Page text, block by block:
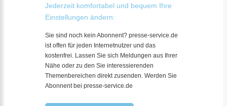
Jederzeit komfortabel und bequem Ihre
Einstellungen ändern:
Sie sind noch kein Abonnent? presse-service.de
ist offen für jeden Internetnutzer und das
kostenfrei. Lassen Sie sich Meldungen aus Ihrer
Nähe oder zu den Sie interessierenden
Themenbereichen direkt zusenden. Werden Sie
Abonnent bei presse-service.de